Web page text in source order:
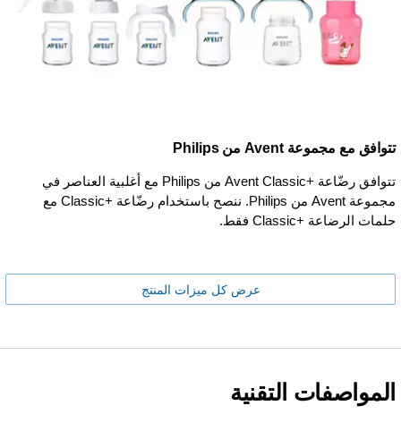
تتوافق مع مجموعة Avent من Philips
تتوافق رضّاعة Avent Classic+‎ من Philips مع أغلبية العناصر في
مجموعة Avent من Philips. ننصح باستخدام رضّاعة Classic+‎ مع
حلمات الرضاعة Classic+‎ فقط.
عرض كل ميزات المنتج
المواصفات التقنية